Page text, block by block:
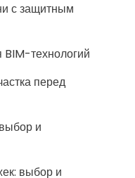
с защитным
технологий
перед
и
выбор и